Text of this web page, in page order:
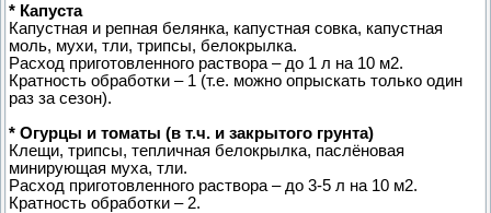
* Капуста
Капустная и репная белянка, капустная совка, капустная
моль, мухи, тли, трипсы, белокрылка.
Расход приготовленного раствора – до 1 л на 10 м2.
Кратность обработки – 1 (т.е. можно опрыскать только один
раз за сезон).
* Огурцы и томаты (в т.ч. и закрытого грунта)
Клещи, трипсы, тепличная белокрылка, паслёновая
минирующая муха, тли.
Расход приготовленного раствора – до 3-5 л на 10 м2.
Кратность обработки – 2.